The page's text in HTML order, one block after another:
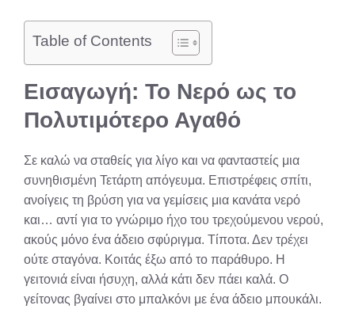
Table of Contents
Εισαγωγή: Το Νερό ως το
Πολυτιμότερο Αγαθό
Σε καλώ να σταθείς για λίγο και να φανταστείς μια
συνηθισμένη Τετάρτη απόγευμα. Επιστρέφεις σπίτι,
ανοίγεις τη βρύση για να γεμίσεις μια κανάτα νερό
και… αντί για το γνώριμο ήχο του τρεχούμενου νερού,
ακούς μόνο ένα άδειο σφύριγμα. Τίποτα. Δεν τρέχει
ούτε σταγόνα. Κοιτάς έξω από το παράθυρο. Η
γειτονιά είναι ήσυχη, αλλά κάτι δεν πάει καλά. Ο
γείτονας βγαίνει στο μπαλκόνι με ένα άδειο μπουκάλι.